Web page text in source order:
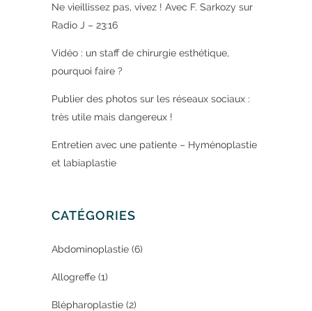
Ne vieillissez pas, vivez ! Avec F. Sarkozy sur
Radio J – 23:16
Vidéo : un staff de chirurgie esthétique,
pourquoi faire ?
Publier des photos sur les réseaux sociaux :
très utile mais dangereux !
Entretien avec une patiente – Hyménoplastie
et labiaplastie
CATÉGORIES
Abdominoplastie (6)
Allogreffe (1)
Blépharoplastie (2)